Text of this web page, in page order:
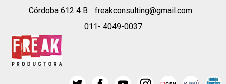
Córdoba 612 4 B
freakconsulting@gmail.com
011- 4049-0037